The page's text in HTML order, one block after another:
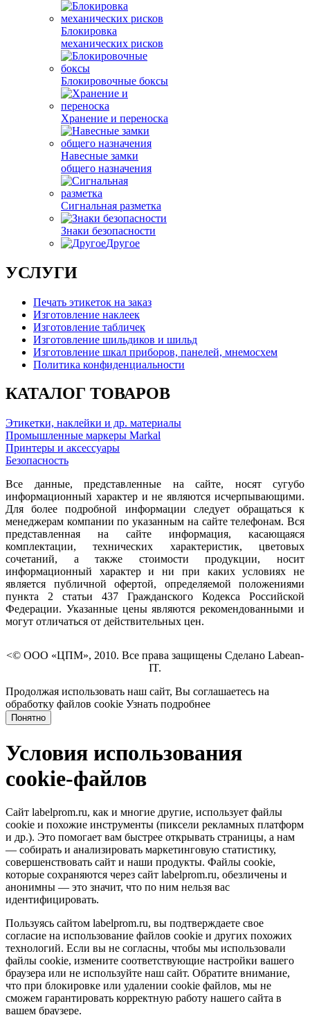
Блокировка
механических рисков
Блокировочные боксы
Хранение и переноска
Навесные замки
общего назначения
Сигнальная разметка
Знаки безопасности
Другое
УСЛУГИ
Печать этикеток на заказ
Изготовление наклеек
Изготовление табличек
Изготовление шильдиков и шильд
Изготовление шкал приборов, панелей, мнемосхем
Политика конфиденциальности
КАТАЛОГ ТОВАРОВ
Этикетки, наклейки и др. материалы
Промышленные маркеры Markal
Принтеры и аксессуары
Безопасность
Все данные, представленные на сайте, носят сугубо
информационный характер и не являются исчерпывающими.
Для более подробной информации следует обращаться к
менеджерам компании по указанным на сайте телефонам. Вся
представленная на сайте информация, касающаяся
комплектации, технических характеристик, цветовых
сочетаний, а также стоимости продукции, носит
информационный характер и ни при каких условиях не
является публичной офертой, определяемой положениями
пункта 2 статьи 437 Гражданского Кодекса Российской
Федерации. Указанные цены являются рекомендованными и
могут отличаться от действительных цен.
<© ООО «ЦПМ», 2010. Все права защищены Сделано Labean-
IT.
Продолжая использовать наш сайт, Вы соглашаетесь на
обработку файлов cookie Узнать подробнее
Понятно
Условия использования
cookie-файлов
Сайт labelprom.ru, как и многие другие, использует файлы
cookie и похожие инструменты (пиксели рекламных платформ
и др.). Это помогает вам быстрее открывать страницы, а нам
— собирать и анализировать маркетинговую статистику,
совершенствовать сайт и наши продукты. Файлы сookie,
которые сохраняются через сайт labelprom.ru, обезличены и
анонимны — это значит, что по ним нельзя вас
идентифицировать.
Пользуясь сайтом labelprom.ru, вы подтверждаете свое
согласие на использование файлов cookie и других похожих
технологий. Если вы не согласны, чтобы мы использовали
файлы cookie, измените соответствующие настройки вашего
браузера или не используйте наш сайт. Обратите внимание,
что при блокировке или удалении cookie файлов, мы не
сможем гарантировать корректную работу нашего сайта в
вашем браузере.